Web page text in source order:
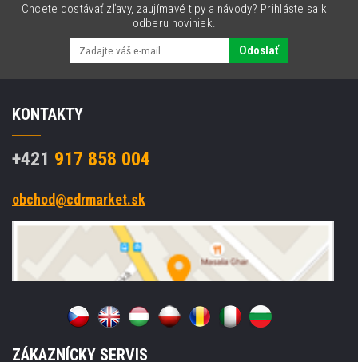
Chcete dostávať zľavy, zaujímavé tipy a návody? Prihláste sa k
odberu noviniek.
Odoslať
KONTAKTY
+421 917 858 004
obchod@cdrmarket.sk
ZÁKAZNÍCKY SERVIS